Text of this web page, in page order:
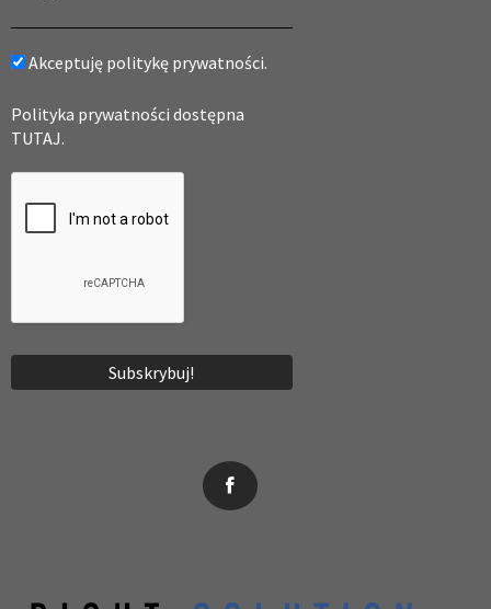
Akceptuję politykę prywatności.
Polityka prywatności dostępna
TUTAJ.